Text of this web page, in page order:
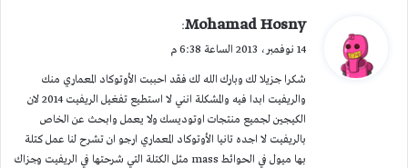
ي
ل
Mohamad Hosny
:
14 نوفمبر، 2013 الساعة 6:38 م
شكرا جزيلا لك وبارك الله لك فقد احببت الأوتوكاد المعماري منك
والريفيت ابدا فيه والمشكلة انني لا استطيع تفغيل الريفيت 2014 لان
الكيجين لجميع منتجات اوتوديسك ولا يعمل وابحث عن الخاص
بالريفيت لا اجده تانيا الأوتوكاد المعماري ارجو ان تشرح لنا عمل كتلة
بها ميول في الحوائط mass مثل الكتلة التي شرحتها في الريفيت وجزاك